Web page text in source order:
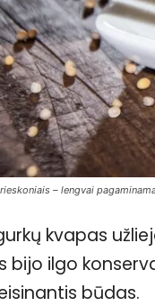
– lengvai
kvapas
bijo ilgo
būdas.